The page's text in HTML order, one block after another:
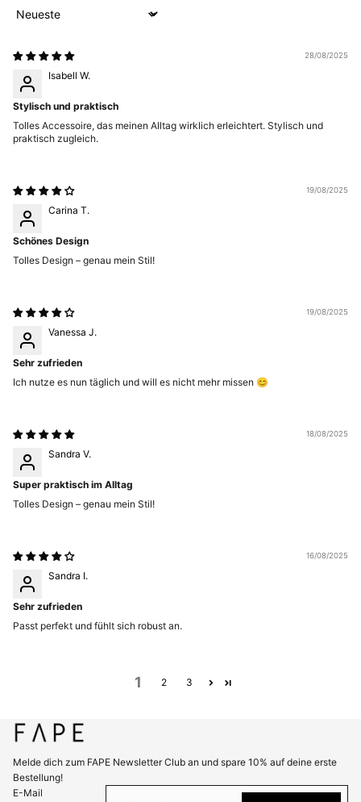
Sort by
28/08/2025
Isabell W.
Stylisch und praktisch
Tolles Accessoire, das meinen Alltag wirklich erleichtert. Stylisch und
praktisch zugleich.
19/08/2025
Carina T.
Schönes Design
Tolles Design – genau mein Stil!
19/08/2025
Vanessa J.
Sehr zufrieden
Ich nutze es nun täglich und will es nicht mehr missen 😊
18/08/2025
Sandra V.
Super praktisch im Alltag
Tolles Design – genau mein Stil!
16/08/2025
Sandra I.
Sehr zufrieden
Passt perfekt und fühlt sich robust an.
1 2 3
Melde dich zum FAPE Newsletter Club an und spare 10% auf deine erste
Bestellung!
E-Mail
Datenschutzerklärung